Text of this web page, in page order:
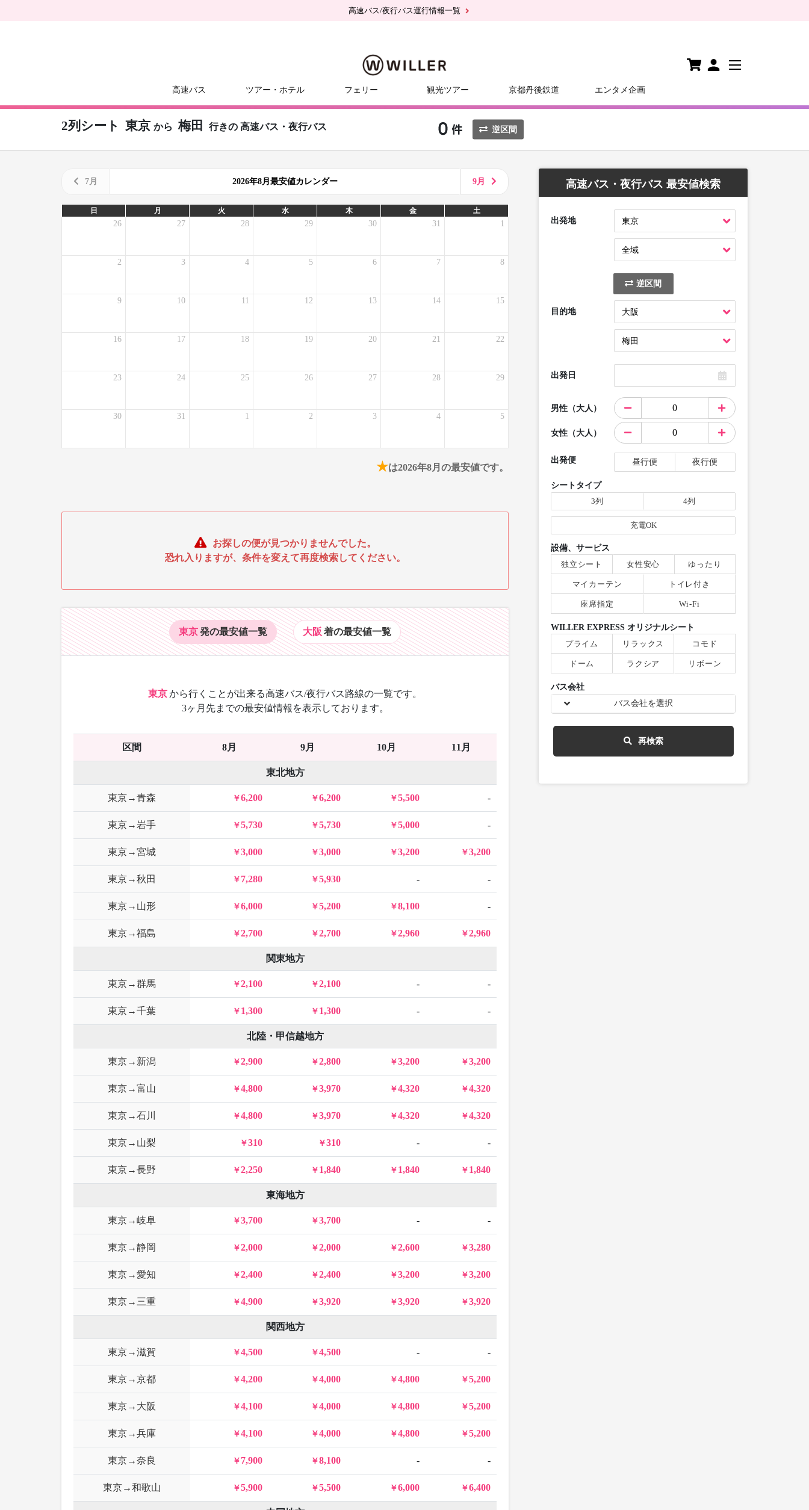
高速バス/夜行バス運行情報一覧
高速バス ツアー・ホテル フェリー 観光ツアー 京都丹後鉄道 エンタメ企画
2列シート 東京 から 梅田 行きの 高速バス・夜行バス 逆区間
7月 2026年8月最安値カレンダー 9月
日 月 火 水 木 金 土
26 27 28 29 30 31 1
2 3 4 5 6 7 8
9 10 11 12 13 14 15
16 17 18 19 20 21 22
23 24 25 26 27 28 29
30 31 1 2 3 4 5
★は2026年8月の最安値です。
お探しの便が見つかりませんでした。
恐れ入りますが、条件を変えて再度検索してください。
東京発の最安値一覧 大阪 着の最安値一覧
東京から行くことが出来る高速バス/夜行バス路線の一覧です。
3ヶ月先までの最安値情報を表示しております。
区間 8月 9月 10月 11月
東北地方
東京→青森 6,200 6,200 5,500 -
東京→岩手 5,730 5,730 5,000 -
東京→宮城 3,000 3,000 3,200 3,200
東京→秋田 7,280 5,930 - -
東京→山形 6,000 5,200 8,100 -
東京→福島 2,700 2,700 2,960 2,960
関東地方
東京→群馬 2,100 2,100 - -
東京→千葉 1,300 1,300 - -
北陸・甲信越地方
東京→新潟 2,900 2,800 3,200 3,200
東京→富山 4,800 3,970 4,320 4,320
東京→石川 4,800 3,970 4,320 4,320
東京→山梨 310 310 - -
東京→長野 2,250 1,840 1,840 1,840
東海地方
東京→岐阜 3,700 3,700 - -
東京→静岡 2,000 2,000 2,600 3,280
東京→愛知 2,400 2,400 3,200 3,200
東京→三重 4,900 3,920 3,920 3,920
関西地方
東京→滋賀 4,500 4,500 - -
東京→京都 4,200 4,000 4,800 5,200
東京→大阪 4,100 4,000 4,800 5,200
東京→兵庫 4,100 4,000 4,800 5,200
東京→奈良 7,900 8,100 - -
東京→和歌山 5,900 5,500 6,000 6,400
高速バス・夜行バス 最安値検索
出発地
逆区間
目的地
出発日
男性（大人）
女性（大人）
出発便 昼行便 夜行便
シートタイプ
3列
4列
充電OK
設備、サービス
独立シート
女性安心 ゆったり
マイカーテン トイレ付き
座席指定 Wi-Fi
WILLER EXPRESS オリジナルシート
プライム
リラックス コモド
ドーム ラクシア リボーン
バス会社
バス会社を選択
再検索